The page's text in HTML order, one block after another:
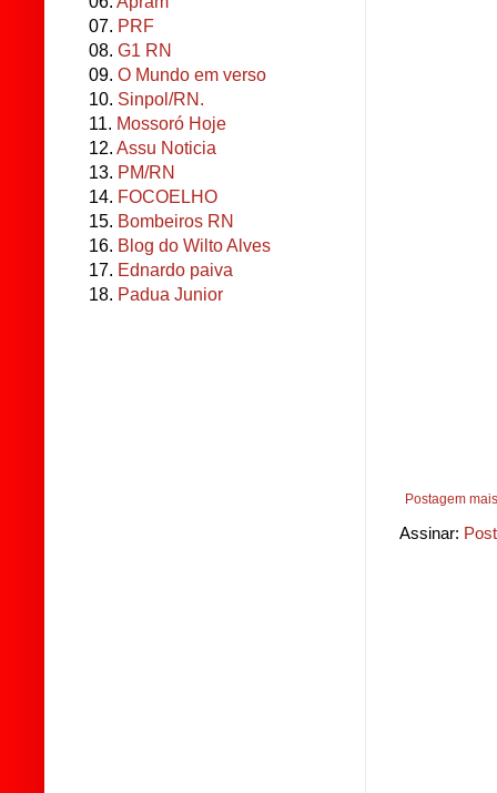
Postagem
Assinar:
07. PRF
08. G1 RN
09. O Mundo em verso
10. Sinpol/RN.
11. Mossoró Hoje
12. Assu Noticia
13. PM/RN
14. FOCOELHO
15. Bombeiros RN
16. Blog do Wilto Alves
17. Ednardo paiva
18. Padua Junior